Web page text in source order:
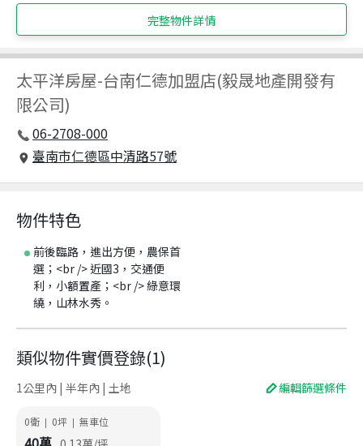
完整物件詳情
太平洋房屋-台南仁德加盟店(毅晟地產開發有
限公司)
06-2708-000
臺南市仁德區中清路57號
物件特色
前後臨路，進出方便，農保首
選；<br /> 近國3，交通便
利，小額置產；<br /> 綠意環
繞，山林水秀。
類似物件實價登錄(1)
1公里內 | 半年內 | 土地 編輯篩選條件
0衛 | 0坪 | 無車位